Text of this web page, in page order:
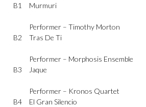
B1
Murmuri
Performer –Timothy Morton
B2
Tras De Ti
Performer – Morphosis Ensemble
B3
Jaque
Performer – Kronos Quartet
B4
El Gran Silencio